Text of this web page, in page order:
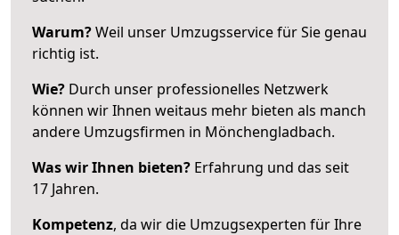
Warum?Weil unser Umzugsservice für Sie genau
richtig ist.
Wie? Durch unser professionelles Netzwerk
können wir Ihnen weitaus mehr bieten als manch
andere Umzugsfirmen in Mönchengladbach.
Was wir Ihnen bieten? Erfahrung und das seit
17 Jahren.
Kompetenz, da wir die Umzugsexperten für Ihre